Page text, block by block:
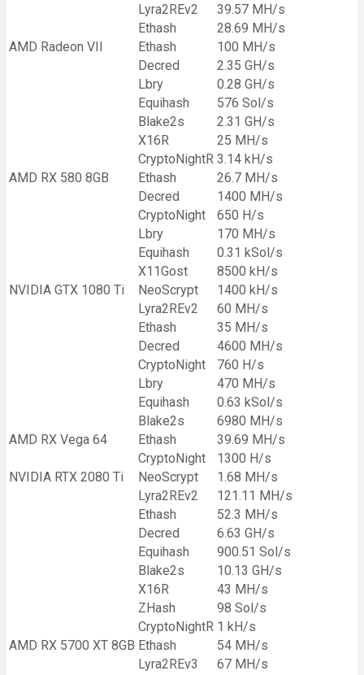
Lyra2REv2
39.57 MH/s
Ethash
28.69 MH/s
AMD Radeon VII
Ethash
100 MH/s
Decred
2.35 GH/s
Lbry
0.28 GH/s
Equihash
576 Sol/s
Blake2s
2.31 GH/s
X16R
25 MH/s
CryptoNightR 3.14 kH/s
AMD RX 580 8GB
Ethash
26.7 MH/s
Decred
1400 MH/s
CryptoNight
650 H/s
Lbry
170 MH/s
Equihash
0.31 kSol/s
X11Gost
8500 kH/s
NVIDIA GTX 1080 Ti
NeoScrypt
1400 kH/s
Lyra2REv2
60 MH/s
Ethash
35 MH/s
Decred
4600 MH/s
CryptoNight
760 H/s
Lbry
470 MH/s
Equihash
0.63 kSol/s
Blake2s
6980 MH/s
AMD RX Vega 64
Ethash
39.69 MH/s
CryptoNight
1300 H/s
NVIDIA RTX 2080 Ti
NeoScrypt
1.68 MH/s
Lyra2REv2
121.11 MH/s
Ethash
52.3 MH/s
Decred
6.63 GH/s
Equihash
900.51 Sol/s
Blake2s
10.13 GH/s
X16R
43 MH/s
ZHash
98 Sol/s
CryptoNightR 1 kH/s
AMD RX 5700 XT 8GB Ethash
54 MH/s
Lyra2REv3
67 MH/s